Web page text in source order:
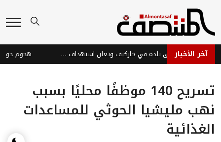
آخر الأخبار روسيا تسيطر على بلدة في خاركيف وتعلن استهداف سفن أوكرانية
تسريح 140 موظفًا محليًا بسبب
نهب مليشيا الحوثي للمساعدات
الغذائية